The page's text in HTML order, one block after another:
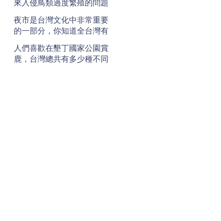
來入侵鳥類過度繁殖的問題
夜市是台灣文化中非常重要
的一部分，你知道全台灣有
人們喜歡在墾丁國家公園賞
鹿，台灣總共有多少種不同